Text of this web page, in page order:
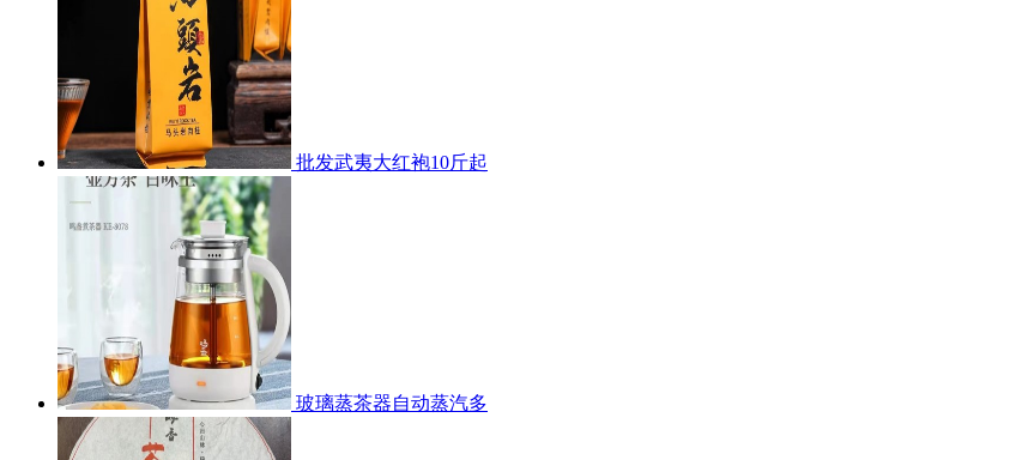
批发武夷大红袍10斤起
玻璃蒸茶器自动蒸汽多